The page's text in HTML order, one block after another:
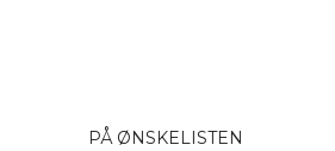
PÅ ØNSKELISTEN